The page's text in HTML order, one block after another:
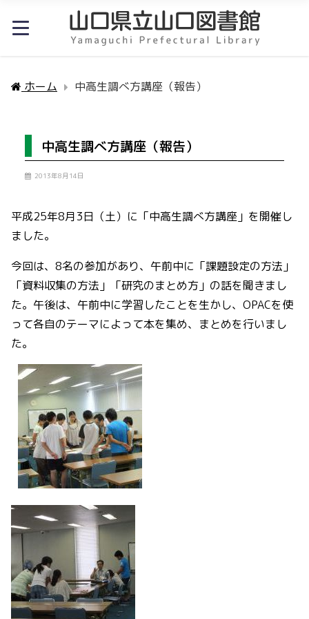
ホーム 中高生調べ方講座（報告）
中高生調べ方講座（報告）
2013年8月14日
平成25年8月3日（土）に「中高生調べ方講座」を開催し
ました。
今回は、8名の参加があり、午前中に「課題設定の方法」
「資料収集の方法」「研究のまとめ方」の話を聞きまし
た。午後は、午前中に学習したことを生かし、OPACを使
って各自のテーマによって本を集め、まとめを行いまし
た。